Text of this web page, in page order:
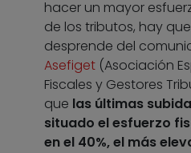
hacer un mayor
de los tributos, hay
desprende del
Asefiget (Asociación
Fiscales y Gestores
que las últimas
situado el esfuerzo
en el 40%, el más